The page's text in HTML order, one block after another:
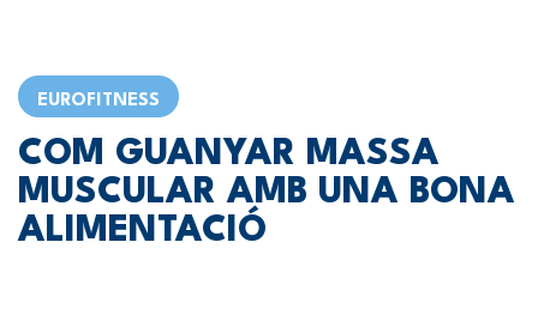
EUROFITNESS
COM GUANYAR MASSA
MUSCULAR AMB UNA BONA
ALIMENTACIÓ